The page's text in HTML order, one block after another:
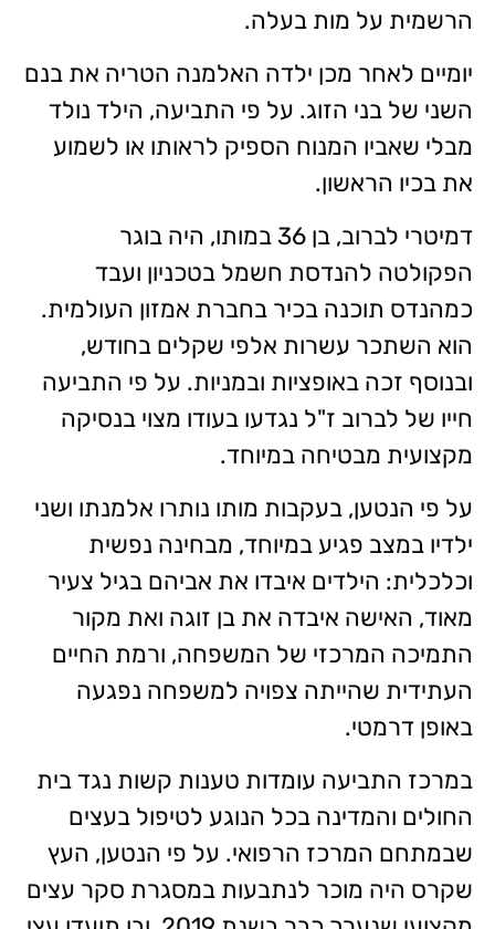
הרשמית על מות בעלה.
יומיים לאחר מכן ילדה האלמנה הטריה את בנם
השני של בני הזוג. על פי התביעה, הילד נולד
מבלי שאביו המנוח הספיק לראותו או לשמוע
את בכיו הראשון.
דמיטרי לברוב, בן 36 במותו, היה בוגר
הפקולטה להנדסת חשמל בטכניון ועבד
כמהנדס תוכנה בכיר בחברת אמזון העולמית.
הוא השתכר עשרות אלפי שקלים בחודש,
ובנוסף זכה באופציות ובמניות. על פי התביעה
חייו של לברוב ז"ל נגדעו בעודו מצוי בנסיקה
מקצועית מבטיחה במיוחד.
על פי הנטען, בעקבות מותו נותרו אלמנתו ושני
ילדיו במצב פגיע במיוחד, מבחינה נפשית
וכלכלית: הילדים איבדו את אביהם בגיל צעיר
מאוד, האישה איבדה את בן זוגה ואת מקור
התמיכה המרכזי של המשפחה, ורמת החיים
העתידית שהייתה צפויה למשפחה נפגעה
באופן דרמטי.
במרכז התביעה עומדות טענות קשות נגד בית
החולים והמדינה בכל הנוגע לטיפול בעצים
שבמתחם המרכז הרפואי. על פי הנטען, העץ
שקרס היה מוכר לנתבעות במסגרת סקר עצים